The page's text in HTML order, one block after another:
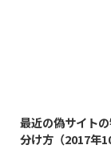
最近の偽サイト
分け方（2017年